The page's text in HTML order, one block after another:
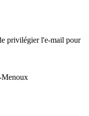
privilégier l'e-mail pour